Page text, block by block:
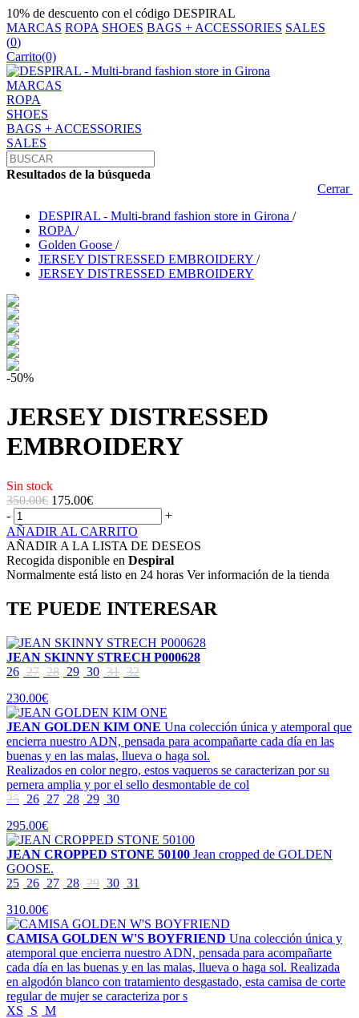
10% de descuento con el código DESPIRAL
MARCAS ROPA SHOES BAGS + ACCESSORIES SALES
(0)
Carrito(0)
MARCAS
ROPA
SHOES
BAGS + ACCESSORIES
SALES
Resultados de la búsqueda
Cerrar
DESPIRAL - Multi-brand fashion store in Girona /
ROPA /
Golden Goose /
JERSEY DISTRESSED EMBROIDERY /
JERSEY DISTRESSED EMBROIDERY
-50%
JERSEY DISTRESSED
EMBROIDERY
Sin stock
350.00€ 175.00€
-
+
AÑADIR AL CARRITO
AÑADIR A LA LISTA DE DESEOS
Recogida disponible en Despiral
Normalmente está listo en 24 horas Ver información de la tienda
TE PUEDE INTERESAR
JEAN SKINNY STRECH P000628
26 27 28 29 30 31 32
230.00€
JEAN GOLDEN KIM ONE Una colección única y atemporal que
encierra nuestro ADN, pensada para acompañarte cada día en las
buenas y en las malas, llueva o haga sol.
Realizados en color negro, estos vaqueros se caracterizan por su
pernera amplia y por el sello desmontable de col
25 26 27 28 29 30
295.00€
JEAN CROPPED STONE 50100 Jean cropped de GOLDEN
GOOSE.
25 26 27 28 29 30 31
310.00€
CAMISA GOLDEN W'S BOYFRIEND Una colección única y
atemporal que encierra nuestro ADN, pensada para acompañarte
cada día en las buenas y en las malas, llueva o haga sol. Realizada
en algodón blanco con tratamiento desgastado, esta camisa de corte
regular de mujer se caracteriza por s
XS
S M